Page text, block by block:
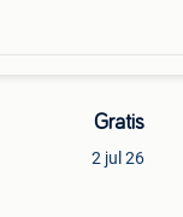
Gratis
2 jul 26